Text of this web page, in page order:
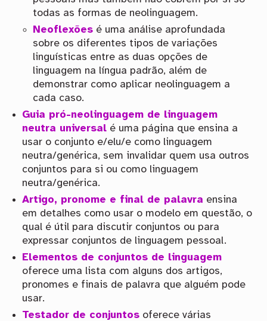
todas as formas de neolinguagem.
Neoflexõesé uma análise aprofundada
sobre os diferentes tipos de variações
linguísticas entre as duas opções de
linguagem na língua padrão, além de
demonstrar como aplicar neolinguagem a
cada caso.
Guia pró-neolinguagem de linguagem
neutra universal é uma página que ensina a
usar o conjunto e/elu/e como linguagem
neutra/genérica, sem invalidar quem usa outros
conjuntos para si ou como linguagem
neutra/genérica.
Artigo, pronome e final de palavra ensina
em detalhes como usar o modelo em questão, o
qual é útil para discutir conjuntos ou para
expressar conjuntos de linguagem pessoal.
Elementos de conjuntos de linguagem
oferece uma lista com alguns dos artigos,
pronomes e finais de palavra que alguém pode
usar.
Testador de conjuntos oferece várias